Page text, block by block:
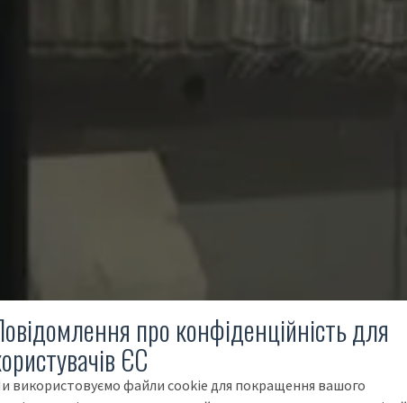
про конфіденційність для
ЄС
використовуємо файли cookie для покращення вашого